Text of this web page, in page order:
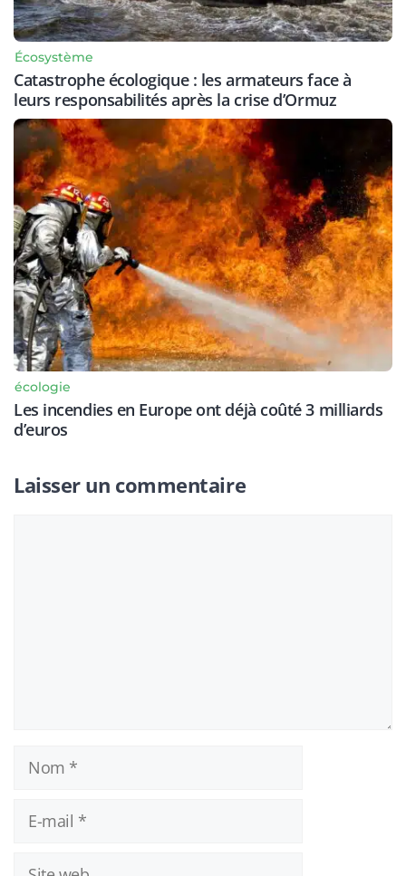
Écosystème
Catastrophe écologique : les armateurs face à
leurs responsabilités après la crise d’Ormuz
écologie
Les incendies en Europe ont déjà coûté 3 milliards
d’euros
Laisser un commentaire
Nom
mail
Site